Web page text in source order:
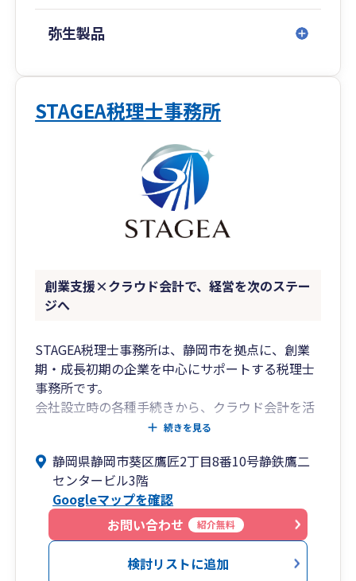
◆投資に強い！
不動産、太陽光、株式、保険など、富裕層の方が
はじめまして！
静岡県静岡市の最高のＩＴ税理士法人、最高のＩ
Ｔ経営支援株式会社の代表税理士 戸越裕介（とご
えゆうすけ）と申します。
私の祖父と父は昔、大阪で工場を経営し、毎日朝
4時に起きて誰よりも早く出社し、ボイラーを焚
いて機械を温め、真っ黒になりながら汗をかき、
日が暮れるまで働いていました。
金繰りはお世辞にも順風満帆で安心経営とは言え
ず、金策に走る事も多かったと聞いています。
当時は、「黒字なのに資金繰りが厳しい理由」が
税金と会計って難しいですよね。。。
私たちの仕事は、いかに「難しいことをわかりや
すく」するかが重要だと考えています。
難しい専門用語をできる限り無くし、回りくどい
内容をシンプルに説明することで、「日本一わか
りやすい税理士」を目指しています。
また、近年はＩＴやＡＩが発達し、経理業務が大
幅に変化しています。
クラウド会計、ＯＣＲ、クラウドサーバー、ビジ
ネスチャット、リモートシステムなど、新しい技
弥生製品
STAGEA税理士事務所
創業支援×クラウド会計で、経営を次のステー
ジへ
STAGEA税理士事務所は、静岡市を拠点に、創業
期・成長初期の企業を中心にサポートする税理士
事務所です。
会社設立時の各種手続きから、クラウド会計を活
用した経理体制の構築、資金繰りや税務面の整理
ルで支援しています。
創業期は判断すべきことが多く、税務や会計が後
回しになりがちです。
当事務所では、単なる申告業務にとどまらず、経
営の現状を数字で可視化し、次の一手を考えるた
続きを見る
静岡県静岡市葵区鷹匠2丁目8番10号静鉄鷹二
センタービル3階
Googleマップを確認
お問い合わせ
紹介無料
検討リストに追加